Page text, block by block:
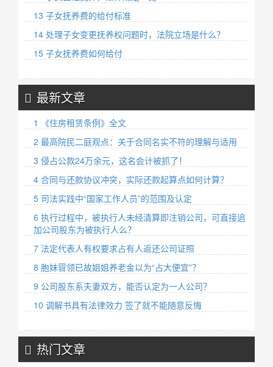
13 子女抚养费的给付标准
14 处理子女变更抚养权问题时，法院立场是什么？
15 子女抚养费如何给付
最新文章
1 《住房租赁条例》全文
2 最高院民二庭观点：关于合同名实不符的理解与适用
3 侵占公款24万余元，这名会计被抓了！
4 合同与还款协议冲突，实际还款起算点如何计算？
5 司法实践中“国家工作人员”的范围及认定
6 执行过程中，被执行人未经清算即注销公司，可直接追
加公司股东为被执行人么？
7 法定代表人有权要求占有人返还公司证照
8 胞妹冒领已故姐姐养老金以为“占大便宜”？
9 公司股东系夫妻双方，能否认定为一人公司？
10 调解书具有法律效力 签了就不能随意反悔
热门文章